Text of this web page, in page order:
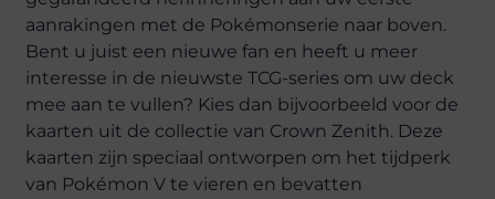
aanrakingen met de Pokémonserie naar boven.
Bent u juist een nieuwe fan en heeft u meer
interesse in de nieuwste TCG-series om uw deck
mee aan te vullen? Kies dan bijvoorbeeld voor de
kaarten uit de collectie van Crown Zenith. Deze
kaarten zijn speciaal ontworpen om het tijdperk
van Pokémon V te vieren en bevatten